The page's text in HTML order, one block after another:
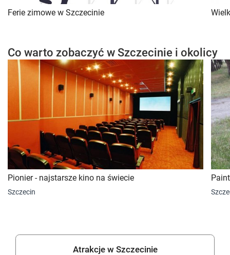
Ferie zimowe w Szczecinie
Co warto zobaczyć w Szczecinie i okolicy
Pionier - najstarsze kino na świecie
Szczecin
Atrakcje w Szczecinie